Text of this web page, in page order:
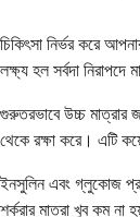
চিকিৎসা নির্ভর করে
লক্ষ্য হল সর্বদা
গুরুতরভাবে উচ্চ মাত্রার
থেকে রক্ষা করে। এটি
ইনসুলিন এবং গ্লুকোজ
শর্করার মাত্রা খুব কম না